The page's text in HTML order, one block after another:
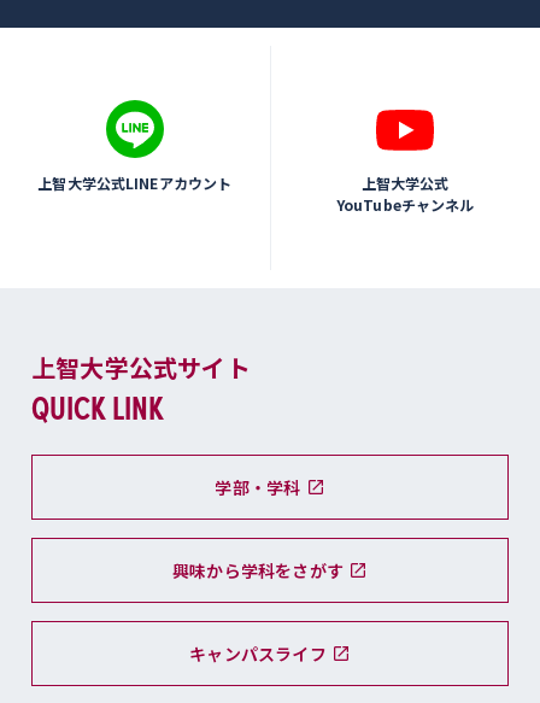
上智大学公式LINEアカウント
上智大学公式
YouTubeチャンネル
上智大学公式サイト
QUICK LINK
学部・学科
興味から学科をさがす
キャンパスライフ